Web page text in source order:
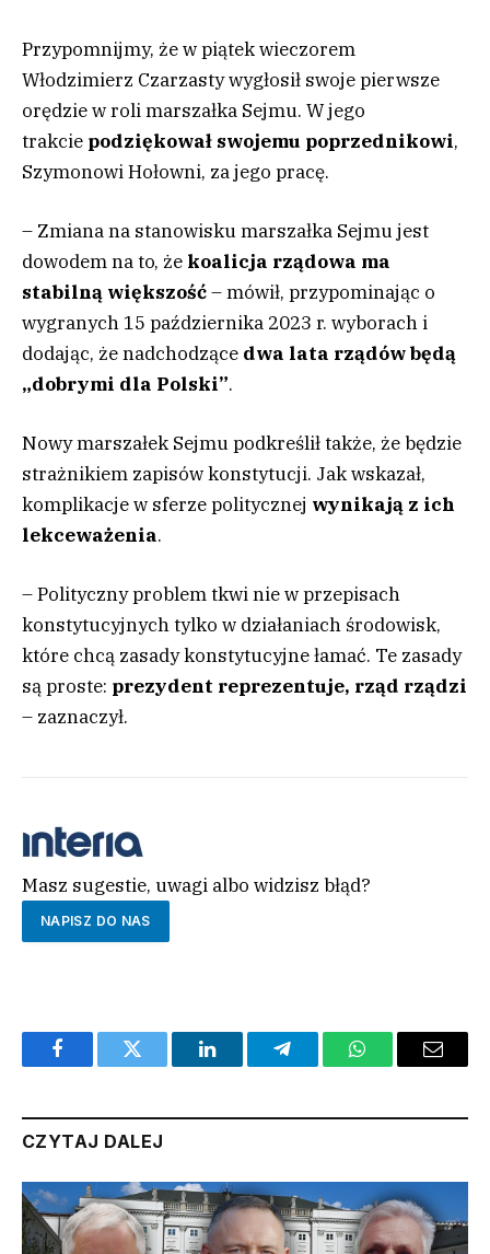
Przypomnijmy, że w piątek wieczorem
Włodzimierz Czarzasty wygłosił swoje pierwsze
orędzie w roli marszałka Sejmu. W jego
trakcie podziękował swojemu poprzednikowi,
Szymonowi Hołowni, za jego pracę.
– Zmiana na stanowisku marszałka Sejmu jest
dowodem na to, że koalicja rządowa ma
stabilną większość– mówił, przypominając o
wygranych 15 października 2023 r. wyborach i
dodając, że nadchodzące dwa lata rządów będą
„dobrymi dla Polski”.
Nowy marszałek Sejmu podkreślił także, że będzie
strażnikiem zapisów konstytucji. Jak wskazał,
komplikacje w sferze politycznej wynikają z ich
lekceważenia.
– Polityczny problem tkwi nie w przepisach
konstytucyjnych tylko w działaniach środowisk,
które chcą zasady konstytucyjne łamać. Te zasady
są proste: prezydent reprezentuje, rząd rządzi
– zaznaczył.
Masz sugestie, uwagi albo widzisz błąd?
NAPISZ DO NAS
FacebookTwitter LinkedInTelegramWhatsAppEmail
CZYTAJ DALEJ